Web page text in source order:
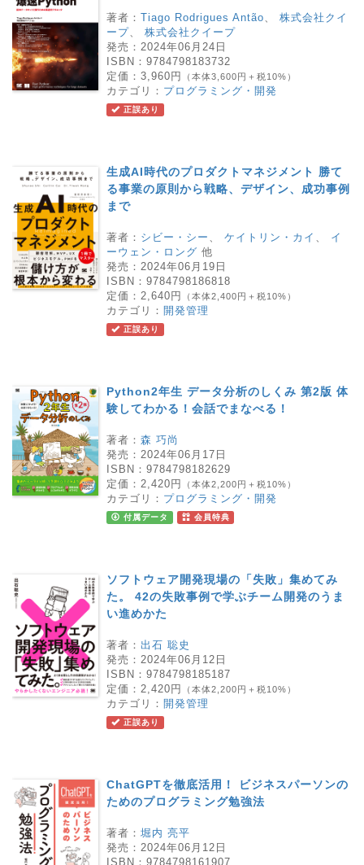
著者： Tiago Rodrigues Antão
株式会社クイ
ープ
株式会社クイープ
発売： 2024年06月24日
ISBN： 9784798183732
定価： 3,960円 （本体3,600円＋税10%）
カテゴリ： プログラミング・開発
正誤あり
生成AI時代のプロダクトマネジメント 勝て
る事業の原則から戦略、デザイン、成功事例
まで
著者： シビー・シー ケイトリン・カイ
イ
ーウェン・ロング 他
発売： 2024年06月19日
ISBN： 9784798186818
定価： 2,640円 （本体2,400円＋税10%）
カテゴリ： 開発管理
正誤あり
Python2年生 データ分析のしくみ 第2版 体
験してわかる！会話でまなべる！
著者： 森 巧尚
発売： 2024年06月17日
ISBN： 9784798182629
定価： 2,420円 （本体2,200円＋税10%）
カテゴリ： プログラミング・開発
付属データ 会員特典
ソフトウェア開発現場の「失敗」集めてみ
た。 42の失敗事例で学ぶチーム開発のうま
い進めかた
著者： 出石 聡史
発売： 2024年06月12日
ISBN： 9784798185187
定価： 2,420円 （本体2,200円＋税10%）
カテゴリ： 開発管理
正誤あり
ChatGPTを徹底活用！ ビジネスパーソンの
ためのプログラミング勉強法
著者： 堀内 亮平
発売： 2024年06月12日
ISBN： 9784798161907